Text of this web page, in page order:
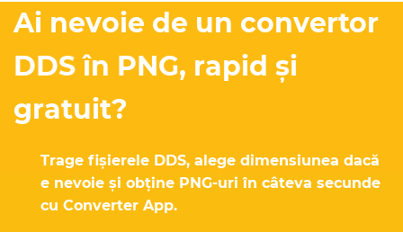
Ai nevoie de un convertor
DDS în PNG, rapid și
gratuit?
Trage fișierele DDS, alege dimensiunea dacă
e nevoie și obține PNG-uri în câteva secunde
cu Converter App.